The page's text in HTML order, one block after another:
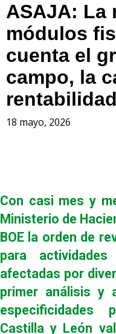
ASAJA: La
módulos
cuenta el
campo, la
rentabilidad
18 mayo, 2026
Con casi mes y
Ministerio de
BOE la orden de
para
afectadas por
primer análisis y
especificidades
Castilla y León